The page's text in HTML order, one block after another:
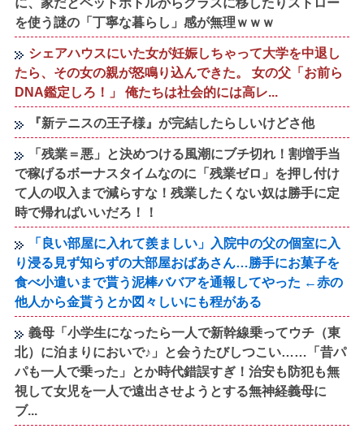
に、家だとペットボトルからグラスに移したりストロー
を使う謎の「丁寧な暮らし」感が無理ｗｗｗ
シェアハウスにいた女が妊娠しちゃって大学を中退し
たら、その女の親が怒鳴り込んできた。 女の父「お前ら
DNA鑑定しろ！」 俺たちは社会的には高レ...
『新テニスの王子様』が完結したらしいけどさ他
「残業＝悪」と決めつける風潮にブチ切れ！割増手当
で稼げるボーナスタイムなのに「残業ゼロ」を押し付け
て人の収入まで減らすな！残業したくない奴は勝手に定
時で帰ればいいだろ！！
「良い部屋に入れて羨ましい」入院中の父の個室に入
り浸る見ず知らずの大部屋おばあさん…勝手にお菓子を
食べ小遣いまで貰う泥棒ババアを通報してやった ←赤の
他人から金貰うとか図々しいにも程がある
義母「小学生になったら一人で新幹線乗ってウチ（東
北）に泊まりにおいで♪」と会うたびしつこい……「昔パ
パも一人で乗った」とか時代錯誤すぎ！治安も防犯も無
視して女児を一人で遠出させようとする無神経義母に
ブ...